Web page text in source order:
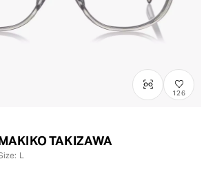
126
TAKIZAWA
L